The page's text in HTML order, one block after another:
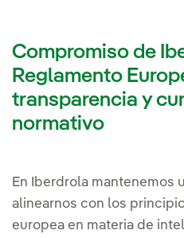
Compromiso de
Reglamento
transparencia y
normativo
En Iberdrola mantenemos
alinearnos con los
europea en materia de